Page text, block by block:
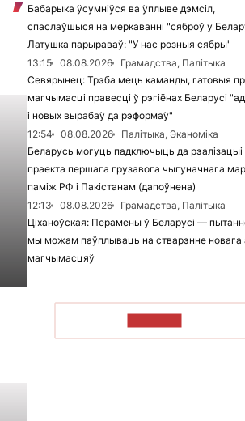
Бабарыка ўсумніўся ва ўплыве дэмсіл,
спаслаўшыся на меркаванні "сяброў у
Латушка парыраваў: "У нас розныя сябры"
13:15
08.08.2026
Грамадства, Палітыка
Севярынец: Трэба мець каманды, гатовыя
магчымасці правесці ў рэгіёнах Беларусі
і новых вырабаў да рэформаў"
12:54
08.08.2026
Палітыка, Эканоміка
Беларусь могуць падключыць да рэалізацыі
праекта першага грузавога чыгуначнага
паміж РФ і Пакістанам (дапоўнена)
12:13
08.08.2026
Грамадства, Палітыка
Ціханоўская: Перамены ў Беларусі —
мы можам паўплываць на стварэнне новага
магчымасцяў